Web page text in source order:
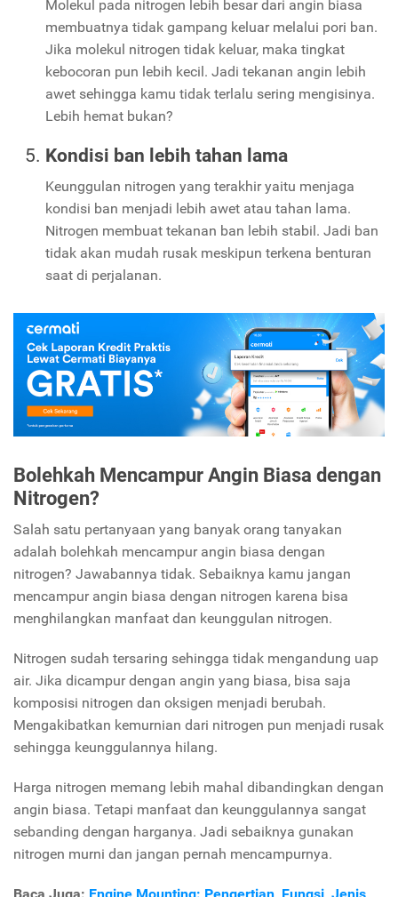
Molekul pada nitrogen lebih besar dari angin biasa
membuatnya tidak gampang keluar melalui pori ban.
Jika molekul nitrogen tidak keluar, maka tingkat
kebocoran pun lebih kecil. Jadi tekanan angin lebih
awet sehingga kamu tidak terlalu sering mengisinya.
Lebih hemat bukan?
Kondisi ban lebih tahan lama
Keunggulan nitrogen yang terakhir yaitu menjaga
kondisi ban menjadi lebih awet atau tahan lama.
Nitrogen membuat tekanan ban lebih stabil. Jadi ban
tidak akan mudah rusak meskipun terkena benturan
saat di perjalanan.
Bolehkah Mencampur Angin Biasa dengan
Nitrogen?
Salah satu pertanyaan yang banyak orang tanyakan
adalah bolehkah mencampur angin biasa dengan
nitrogen? Jawabannya tidak. Sebaiknya kamu jangan
mencampur angin biasa dengan nitrogen karena bisa
menghilangkan manfaat dan keunggulan nitrogen.
Nitrogen sudah tersaring sehingga tidak mengandung uap
air. Jika dicampur dengan angin yang biasa, bisa saja
komposisi nitrogen dan oksigen menjadi berubah.
Mengakibatkan kemurnian dari nitrogen pun menjadi rusak
sehingga keunggulannya hilang.
Harga nitrogen memang lebih mahal dibandingkan dengan
angin biasa. Tetapi manfaat dan keunggulannya sangat
sebanding dengan harganya. Jadi sebaiknya gunakan
nitrogen murni dan jangan pernah mencampurnya.